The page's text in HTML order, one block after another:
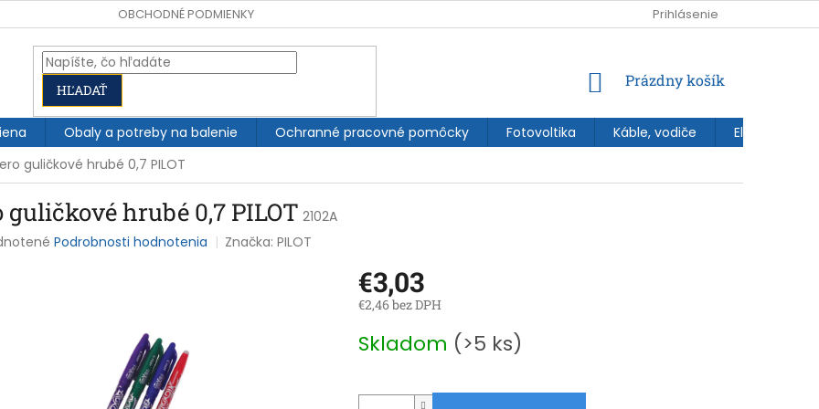
OBCHODNÉ PODMIENKY Prihlásenie
HĽADAŤ
NÁKUPNÝ
Prázdny košík
Obaly a potreby na balenie Ochranné pracovné pomôcky Fotovoltika Káble, vodiče
guličkové hrubé 0,7 PILOT
guličkové hrubé 0,7 PILOT 2102A
Podrobnosti hodnotenia Značka:PILOT
€3,03
€2,46 bez DPH
cena:
Skladom (>5 ks)